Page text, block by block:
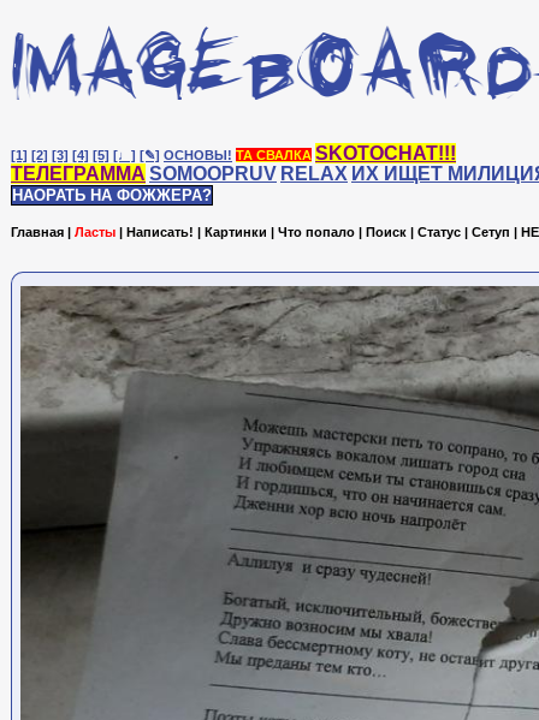
[1] [2] [3] [4] [5] [♩] [✎] ОСНОВЫ! ТА СВАЛКА SKOTOCHAT!!!
ТЕЛЕГРАММА SOMOOPRUV RELAX ИХ ИЩЕТ
НАОРАТЬ НА ФОЖЖЕРА?
Главная | Ласты | Написать! | Картинки | Что попало | Поиск | Статус | Сетуп |